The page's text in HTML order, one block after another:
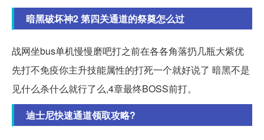
暗黑破坏神2 第四关通道的祭奠怎么过
战网坐bus单机慢慢磨吧打之前在各各角落扔几瓶大紫优
先打不免疫你主升技能属性的打死一个就好说了 暗黑不是
见什么杀什么就行了么,4章最终BOSS前打。
迪士尼快速通道领取攻略?